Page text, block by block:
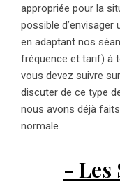
appropriée pour la
possible d’envisager
en adaptant nos
fréquence et tarif) à
vous devez suivre
discuter de ce type
nous avons déjà
normale.
- Les